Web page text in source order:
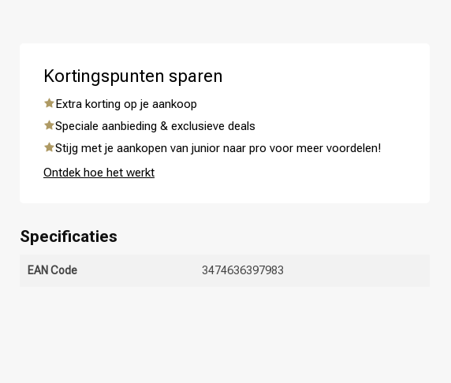
Kortingspunten sparen
Extra korting op je aankoop
Speciale aanbieding & exclusieve deals
Stijg met je aankopen van junior naar pro voor meer voordelen!
Ontdek hoe het werkt
Specificaties
EAN Code 3474636397983